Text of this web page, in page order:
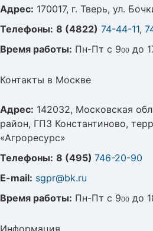
Адрес: 170017, г. Тверь, ул.
Телефоны: 8 (4822) 74-44-11,
Время работы: Пн-Пт с 900 до
Контакты в Москве
Адрес: 142032, Московская
район, ГПЗ Константиново,
«Агроресурс»
Телефоны: 8 (495) 746-20-90
E-mail: sgpr@bk.ru
Время работы: Пн-Пт с 900 до
Информация